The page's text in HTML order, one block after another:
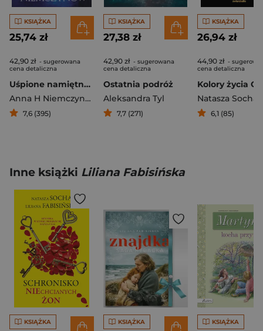
KSIĄŻKA
25,74 zł
42,90 zł - sugerowana
cena detaliczna
Uśpione namiętności
Anna H Niemczynow
7,6 (395)
KSIĄŻKA
27,38 zł
42,90 zł - sugerowana
cena detaliczna
Ostatnia podróż
Aleksandra Tyl
7,7 (271)
KSIĄŻKA
26,94 zł
44,90 zł -
cena detaliczna
Natasza Socha
6,1 (85)
Inne książki Liliana Fabisińska
KSIĄŻKA KSIĄŻKA KSIĄŻKA